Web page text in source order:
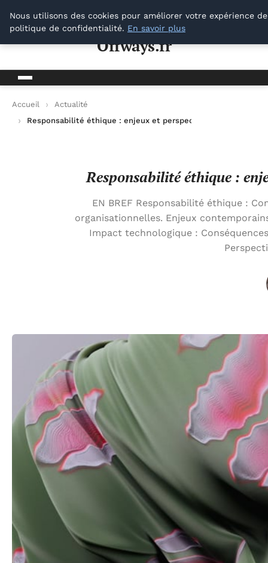
Offways.fr
Offways.fr
Accueil
Actualité
Responsabilité éthique : enjeux et perspectives dans le
Responsabilité éthique :
EN BREF Responsabilité éthique :
organisationnelles. Enjeux
Impact technologique :
Nous utilisons des cookies pour améliorer votre expérience
politique de confidentialité. En savoir plus